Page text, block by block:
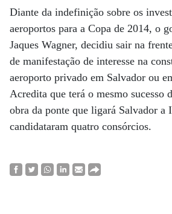
Diante da indefinição sobre os
aeroportos para a Copa de 2014, o
Jaques Wagner, decidiu sair na
de manifestação de interesse na
aeroporto privado em Salvador ou
Acredita que terá o mesmo sucesso
obra da ponte que ligará Salvador a
candidataram quatro consórcios.